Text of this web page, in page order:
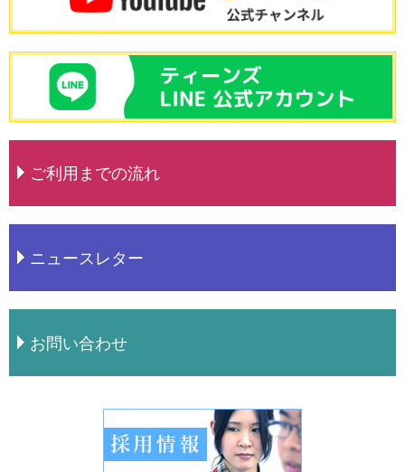
ご利用までの流れ
ニュースレター
お問い合わせ